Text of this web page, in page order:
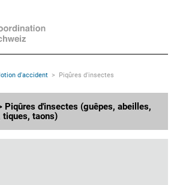
d'accident Piqûres d'insectes
Piqûres d'insectes (guêpes, abeilles,
tiques, taons)